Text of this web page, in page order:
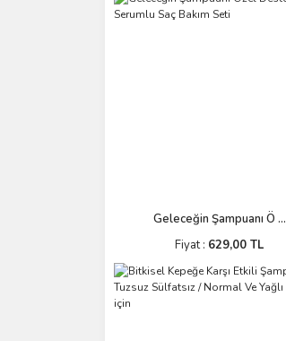
Geleceğin Şampuanı Ö ...
Fiyat : 629,00 TL